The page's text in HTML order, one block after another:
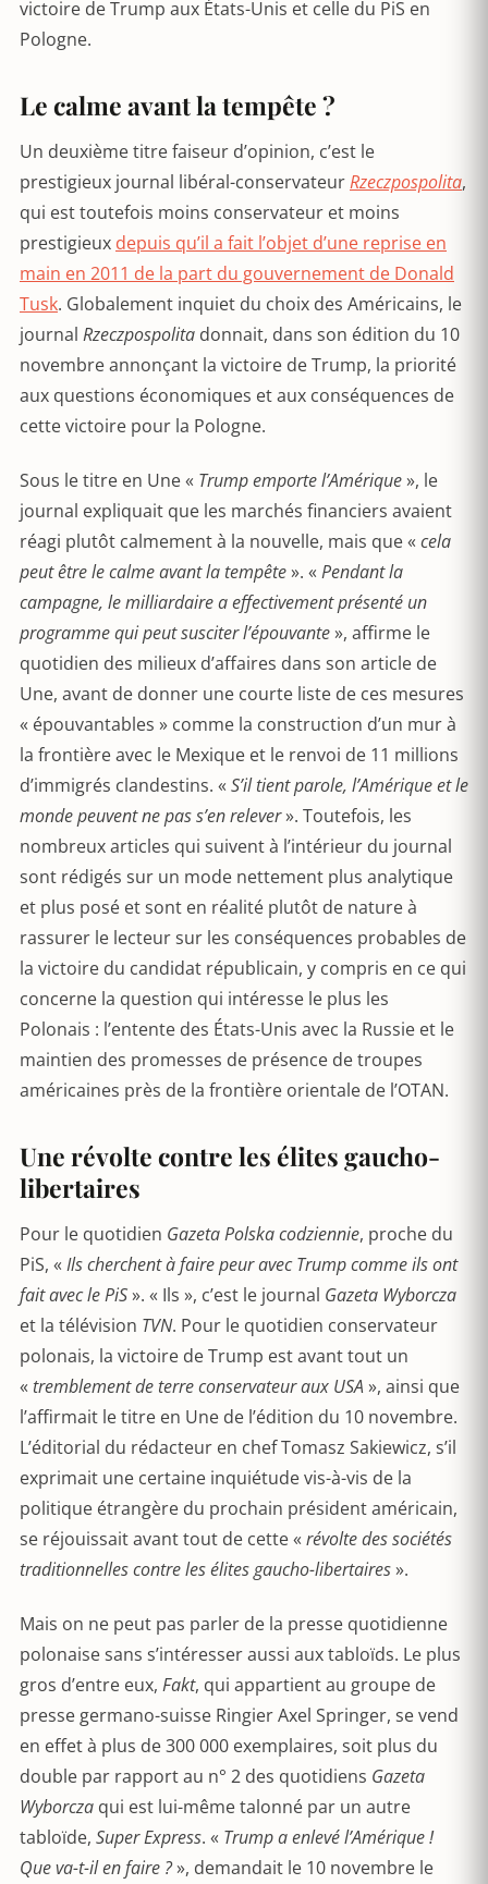
victoire de Trump aux États-Unis et celle du PiS en
Pologne.
Le calme avant la tempête ?
Un deuxième titre faiseur d’opinion, c’est le
prestigieux journal libéral-conservateurRzeczpospolita,
qui est toutefois moins conservateur et moins
prestigieux depuis qu’il a fait l’objet d’une reprise en
main en 2011 de la part du gouvernement de Donald
Tusk. Globalement inquiet du choix des Américains, le
journal Rzeczpospolita donnait, dans son édition du 10
novembre annonçant la victoire de Trump, la priorité
aux questions économiques et aux conséquences de
cette victoire pour la Pologne.
Sous le titre en Une « Trump emporte l’Amérique», le
journal expliquait que les marchés financiers avaient
réagi plutôt calmement à la nouvelle, mais que « cela
peut être le calme avant la tempête». « Pendant la
campagne, le milliardaire a effectivement présenté un
programme qui peut susciter l’épouvante», affirme le
quotidien des milieux d’affaires dans son article de
Une, avant de donner une courte liste de ces mesures
« épouvantables » comme la construction d’un mur à
la frontière avec le Mexique et le renvoi de 11 millions
d’immigrés clandestins. « S’il tient parole, l’Amérique et le
monde peuvent ne pas s’en relever». Toutefois, les
nombreux articles qui suivent à l’intérieur du journal
sont rédigés sur un mode nettement plus analytique
et plus posé et sont en réalité plutôt de nature à
rassurer le lecteur sur les conséquences probables de
la victoire du candidat républicain, y compris en ce qui
concerne la question qui intéresse le plus les
Polonais : l’entente des États-Unis avec la Russie et le
maintien des promesses de présence de troupes
américaines près de la frontière orientale de l’OTAN.
Une révolte contre les élites gaucho-
libertaires
Pour le quotidien Gazeta Polska codziennie, proche du
PiS, « Ils cherchent à faire peur avec Trump comme ils ont
fait avec le PiS». « Ils », c’est le journal Gazeta Wyborcza
et la télévision TVN. Pour le quotidien conservateur
polonais, la victoire de Trump est avant tout un
« tremblement de terre conservateur aux USA», ainsi que
l’affirmait le titre en Une de l’édition du 10 novembre.
L’éditorial du rédacteur en chef Tomasz Sakiewicz, s’il
exprimait une certaine inquiétude vis-à-vis de la
politique étrangère du prochain président américain,
se réjouissait avant tout de cette « révolte des sociétés
traditionnelles contre les élites gaucho-libertaires».
Mais on ne peut pas parler de la presse quotidienne
polonaise sans s’intéresser aussi aux tabloïds. Le plus
gros d’entre eux, Fakt, qui appartient au groupe de
presse germano-suisse Ringier Axel Springer, se vend
en effet à plus de 300 000 exemplaires, soit plus du
double par rapport au n° 2 des quotidiens Gazeta
Wyborcza qui est lui-même talonné par un autre
tabloïde, Super Express. « Trump a enlevé l’Amérique !
Que va-t-il en faire ?», demandait le 10 novembre le